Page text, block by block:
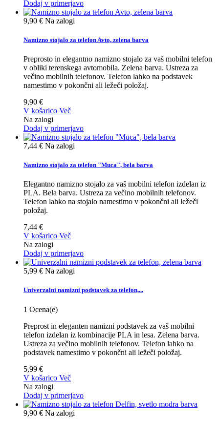
Dodaj v primerjavo
9,90 € Na zalogi
Namizno stojalo za telefon Avto, zelena barva
Preprosto in elegantno namizno stojalo za vaš mobilni telefon
v obliki terenskega avtomobila. Zelena barva. Ustreza za
večino mobilnih telefonov. Telefon lahko na podstavek
namestimo v pokončni ali ležeči položaj.
9,90 €
V košarico Več
Na zalogi
Dodaj v primerjavo
7,44 € Na zalogi
Namizno stojalo za telefon "Muca", bela barva
Elegantno namizno stojalo za vaš mobilni telefon izdelan iz
PLA. Bela barva. Ustreza za večino mobilnih telefonov.
Telefon lahko na stojalo namestimo v pokončni ali ležeči
položaj.
7,44 €
V košarico Več
Na zalogi
Dodaj v primerjavo
5,99 € Na zalogi
Univerzalni namizni podstavek za telefon,...
1 Ocena(e)
Preprost in eleganten namizni podstavek za vaš mobilni
telefon izdelan iz kombinacije PLA in lesa. Zelena barva.
Ustreza za večino mobilnih telefonov. Telefon lahko na
podstavek namestimo v pokončni ali ležeči položaj.
5,99 €
V košarico Več
Na zalogi
Dodaj v primerjavo
9,90 € Na zalogi